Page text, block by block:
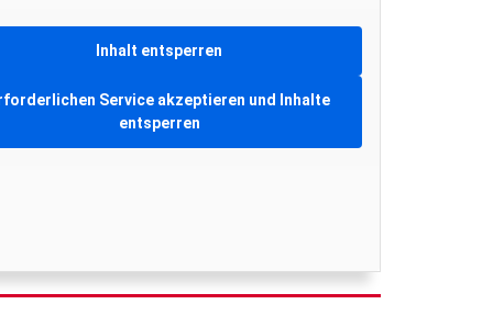
Inhalt entsperren
Service akzeptieren und Inhalte
entsperren